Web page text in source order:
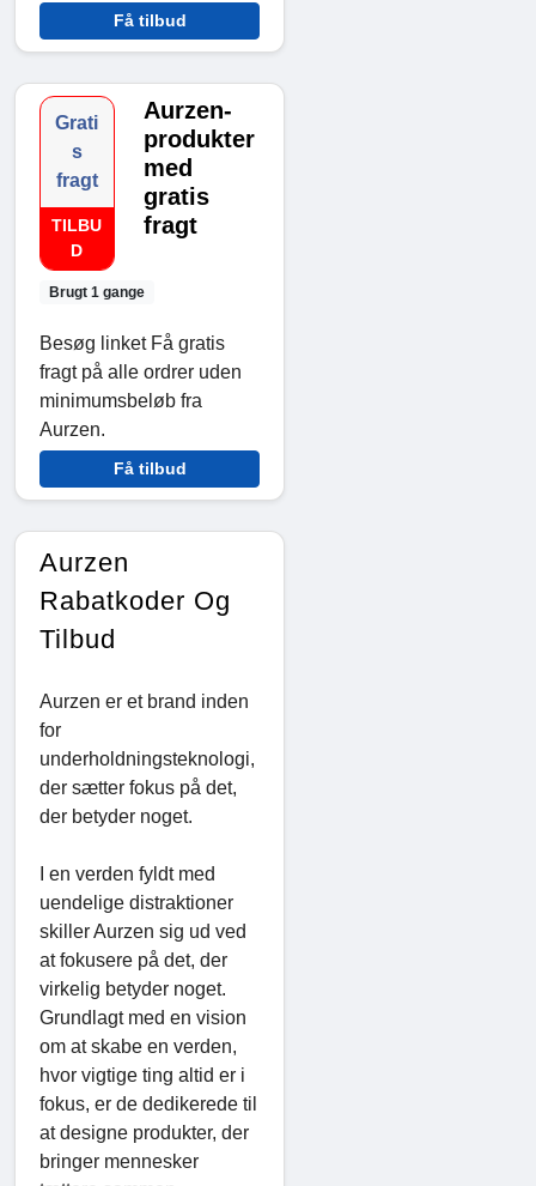
Få tilbud
Grati
s
fragt
TILBU
D
Brugt 1 gange
Aurzen-
produkter
med
gratis
fragt
Besøg linket Få gratis
fragt på alle ordrer uden
minimumsbeløb fra
Aurzen.
Få tilbud
Aurzen
Rabatkoder Og
Tilbud
Aurzen er et brand inden
for
underholdningsteknologi,
der sætter fokus på det,
der betyder noget.
I en verden fyldt med
uendelige distraktioner
skiller Aurzen sig ud ved
at fokusere på det, der
virkelig betyder noget.
Grundlagt med en vision
om at skabe en verden,
hvor vigtige ting altid er i
fokus, er de dedikerede til
at designe produkter, der
bringer mennesker